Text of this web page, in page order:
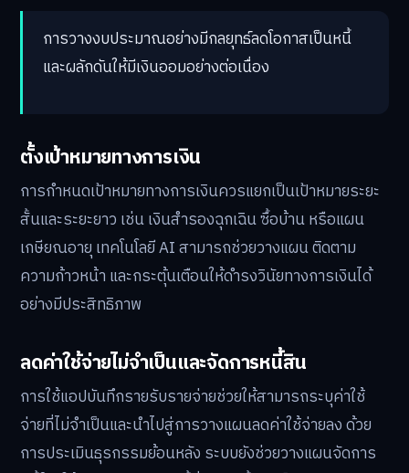
การวางงบประมาณอย่างมีกลยุทธ์ลดโอกาสเป็นหนี้
และผลักดันให้มีเงินออมอย่างต่อเนื่อง
ตั้งเป้าหมายทางการเงิน
การกำหนดเป้าหมายทางการเงินควรแยกเป็นเป้าหมายระยะ
สั้นและระยะยาว เช่น เงินสำรองฉุกเฉิน ซื้อบ้าน หรือแผน
เกษียณอายุ เทคโนโลยี AI สามารถช่วยวางแผน ติดตาม
ความก้าวหน้า และกระตุ้นเตือนให้ดำรงวินัยทางการเงินได้
อย่างมีประสิทธิภาพ
ลดค่าใช้จ่ายไม่จำเป็นและจัดการหนี้สิน
การใช้แอปบันทึกรายรับรายจ่ายช่วยให้สามารถระบุค่าใช้
จ่ายที่ไม่จำเป็นและนำไปสู่การวางแผนลดค่าใช้จ่ายลง ด้วย
การประเมินธุรกรรมย้อนหลัง ระบบยังช่วยวางแผนจัดการ